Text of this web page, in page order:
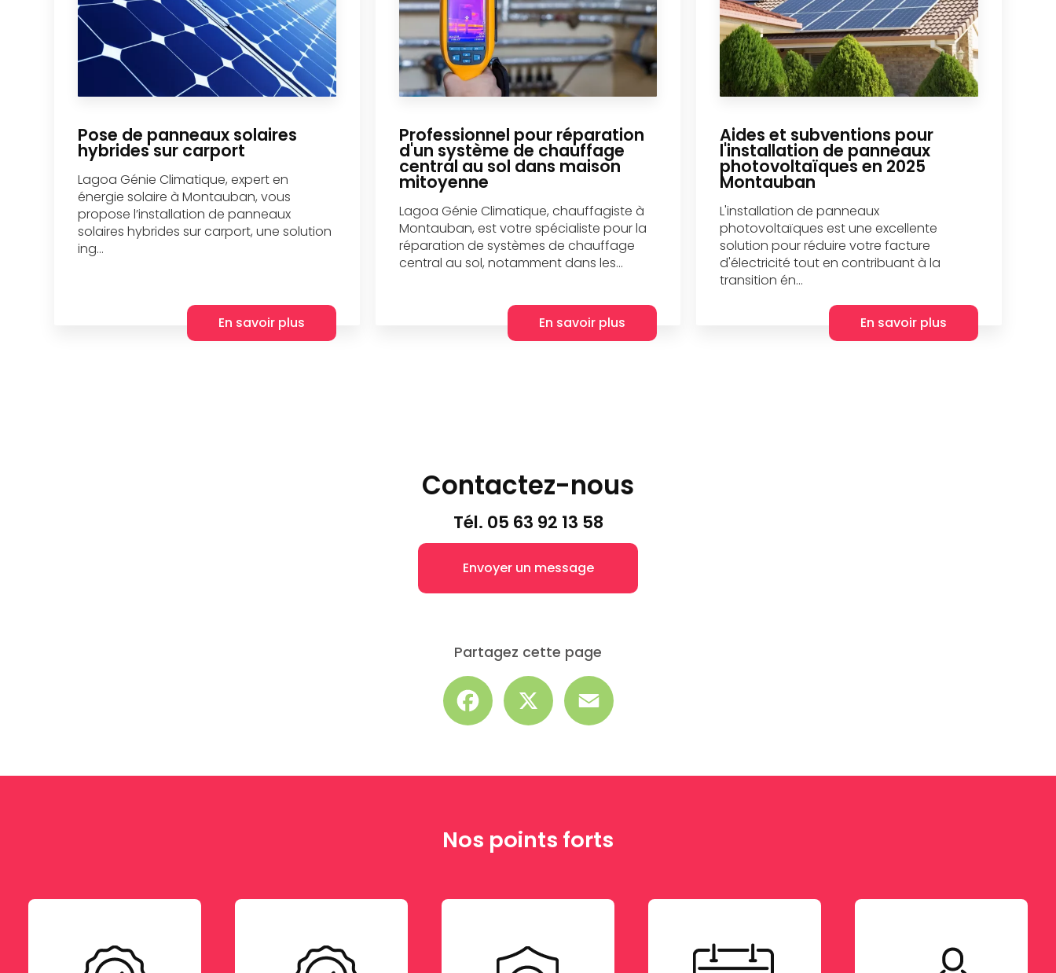
Pose de panneaux solaires
hybrides sur carport
Lagoa Génie Climatique, expert en
énergie solaire à Montauban, vous
propose l’installation de panneaux
solaires hybrides sur carport, une solution
ing...
En savoir plus
Professionnel pour réparation
d'un système de chauffage
central au sol dans maison
mitoyenne
Lagoa Génie Climatique, chauffagiste à
Montauban, est votre spécialiste pour la
réparation de systèmes de chauffage
central au sol, notamment dans les...
En savoir plus
Aides et subventions pour
l'installation de panneaux
photovoltaïques en 2025
Montauban
L'installation de panneaux
photovoltaïques est une excellente
solution pour réduire votre facture
d'électricité tout en contribuant à la
transition én...
En savoir plus
Contactez-nous
Tél. 05 63 92 13 58
Envoyer un message
Partagez cette page
Facebook
Nos points forts